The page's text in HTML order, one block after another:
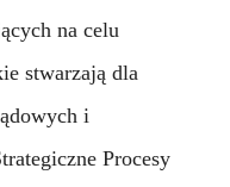
na celu
stwarzają dla
i
Procesy